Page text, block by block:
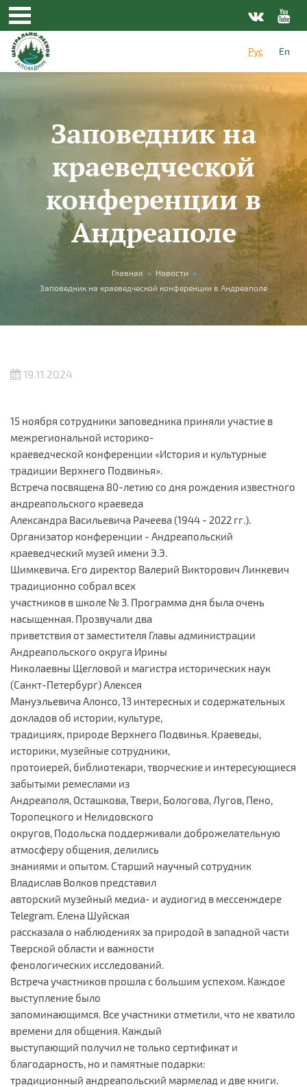
Перейти к основному содержанию
Рус
En
Заповедник на
краеведческой
конференции в
Андреаполе
Вы здесь Главная » Новости »
Заповедник на краеведческой конференции в Андреаполе
19.11.2024
15 ноября сотрудники заповедника приняли участие в
межрегиональной историко-
краеведческой конференции «История и культурные
традиции Верхнего Подвинья».
Встреча посвящена 80-летию со дня рождения известного
андреапольского краеведа
Александра Васильевича Рачеева (1944 - 2022 гг.).
Организатор конференции - Андреапольский
краеведческий музей имени Э.Э.
Шимкевича. Его директор Валерий Викторович Линкевич
традиционно собрал всех
участников в школе № 3. Программа дня была очень
насыщенная. Прозвучали два
приветствия от заместителя Главы администрации
Андреапольского округа Ирины
Николаевны Щегловой и магистра исторических наук
(Санкт-Петербург) Алексея
Мануэльевича Алонсо, 13 интересных и содержательных
докладов об истории, культуре,
традициях, природе Верхнего Подвинья. Краеведы,
историки, музейные сотрудники,
протоиерей, библиотекари, творческие и интересующиеся
забытыми ремеслами из
Андреаполя, Осташкова, Твери, Бологова, Лугов, Пено,
Торопецкого и Нелидовского
округов, Подольска поддерживали доброжелательную
атмосферу общения, делились
знаниями и опытом. Старший научный сотрудник
Владислав Волков представил
авторский музейный медиа- и аудиогид в мессенждере
Telegram. Елена Шуйская
рассказала о наблюдениях за природой в западной части
Тверской области и важности
фенологических исследований.
Встреча участников прошла с большим успехом. Каждое
выступление было
запоминающимся. Все участники отметили, что не хватило
времени для общения. Каждый
выступающий получил не только сертификат и
благодарность, но и памятные подарки:
традиционный андреапольский мармелад и две книги.